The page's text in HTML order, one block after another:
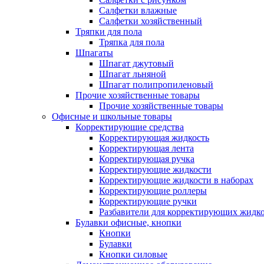
Салфетки влажные
Салфетки хозяйственный
Тряпки для пола
Тряпка для пола
Шпагаты
Шпагат джутовый
Шпагат льняной
Шпагат полипропиленовый
Прочие хозяйственные товары
Прочие хозяйственные товары
Офисные и школьные товары
Корректирующие средства
Корректирующая жидкость
Корректирующая лента
Корректирующая ручка
Корректирующие жидкости
Корректирующие жидкости в наборах
Корректирующие роллеры
Корректирующие ручки
Разбавители для корректирующих
Булавки офисные, кнопки
Кнопки
Булавки
Кнопки силовые